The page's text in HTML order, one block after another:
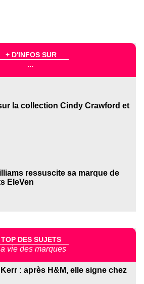
+ D'INFOS SUR
...
la collection Cindy Crawford et
ressuscite sa marque de
EleVen
TOP DES SUJETS
vie des marques
: après H&M, elle signe chez